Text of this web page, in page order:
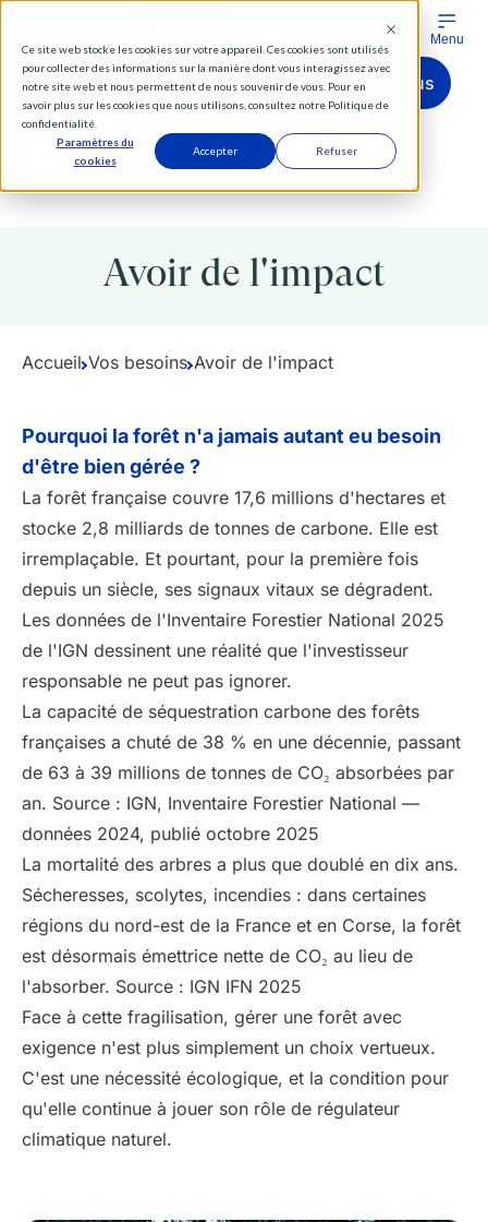
Ce site web stocke les cookies sur votre appareil. Ces cookies sont utilisés
pour collecter des informations sur la manière dont vous interagissez avec
notre site web et nous permettent de nous souvenir de vous. Pour en
savoir plus sur les cookies que nous utilisons, consultez notre Politique de
confidentialité.
Paramètres du
cookies
Accepter Refuser
Vous êtes :ParticuliersInstitutionnelsDistributeurs
Menu
Investissements forestiers
Guides gratuits
Qui sommes-nous ?
Mon compte
Comparer les produits
Prendre rendez-vous
Comparer les produits Prendre rendez-vous
RDV
Avoir de l'impact
Accueil Vos besoins Avoir de l'impact
Pourquoi la forêt n'a jamais autant eu besoin
d'être bien gérée ?
La forêt française couvre 17,6 millions d'hectares et
stocke 2,8 milliards de tonnes de carbone. Elle est
irremplaçable. Et pourtant, pour la première fois
depuis un siècle, ses signaux vitaux se dégradent.
Les données de l'Inventaire Forestier National 2025
de l'IGN dessinent une réalité que l'investisseur
responsable ne peut pas ignorer.
La capacité de séquestration carbone des forêts
françaises a chuté de 38 % en une décennie, passant
de 63 à 39 millions de tonnes de CO₂ absorbées par
an. Source : IGN, Inventaire Forestier National —
données 2024, publié octobre 2025
La mortalité des arbres a plus que doublé en dix ans.
Sécheresses, scolytes, incendies : dans certaines
régions du nord-est de la France et en Corse, la forêt
est désormais émettrice nette de CO₂ au lieu de
l'absorber. Source : IGN IFN 2025
Face à cette fragilisation, gérer une forêt avec
exigence n'est plus simplement un choix vertueux.
C'est une nécessité écologique, et la condition pour
qu'elle continue à jouer son rôle de régulateur
climatique naturel.